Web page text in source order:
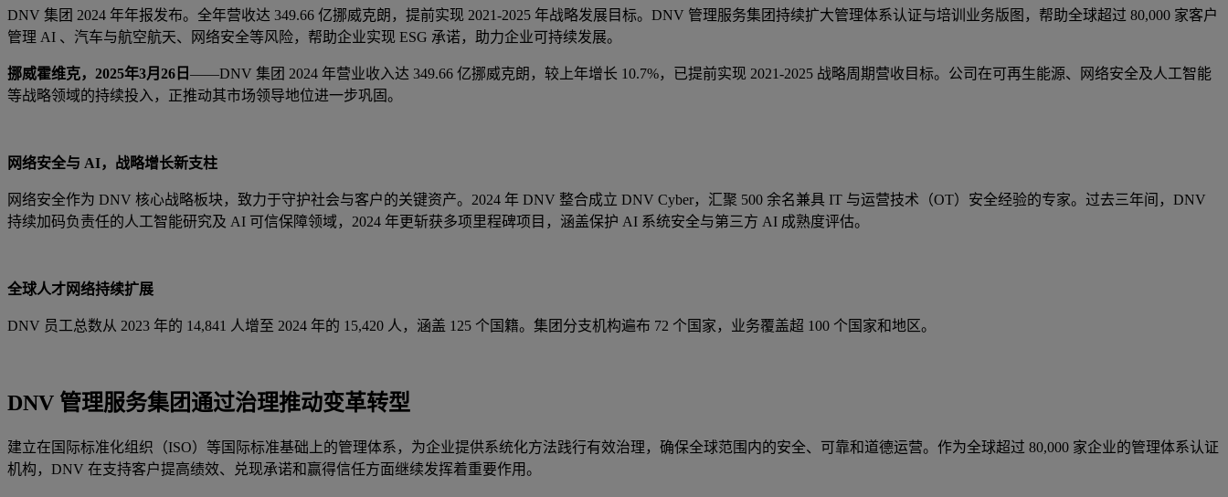
DNV 集团 2024 年年报发布。全年营收达 349.66 亿挪威克朗，提前实现 2021-2025 年战略发展目标。DNV 管理服务集团持续扩大管理体系认证与培训业务版图，帮助全球超过 80,000 家客户
管理 AI 、汽车与航空航天、网络安全等风险，帮助企业实现 ESG 承诺，助力企业可持续发展。
挪威霍维克，2025年3月26日 ——DNV 集团 2024 年营业收入达 349.66 亿挪威克朗，较上年增长 10.7%，已提前实现 2021-2025 战略周期营收目标。公司在可再生能源、网络安全及人工智能
等战略领域的持续投入，正推动其市场领导地位进一步巩固。
网络安全与 AI，战略增长新支柱
网络安全作为 DNV 核心战略板块，致力于守护社会与客户的关键资产。2024 年 DNV 整合成立 DNV Cyber，汇聚 500 余名兼具 IT 与运营技术（OT）安全经验的专家。过去三年间，DNV
持续加码负责任的人工智能研究及 AI 可信保障领域，2024 年更斩获多项里程碑项目，涵盖保护 AI 系统安全与第三方 AI 成熟度评估。
全球人才网络持续扩展
DNV 员工总数从 2023 年的 14,841 人增至 2024 年的 15,420 人，涵盖 125 个国籍。集团分支机构遍布 72 个国家，业务覆盖超 100 个国家和地区。
DNV 管理服务集团通过治理推动变革转型
建立在国际标准化组织（ISO）等国际标准基础上的管理体系，为企业提供系统化方法践行有效治理，确保全球范围内的安全、可靠和道德运营。作为全球超过 80,000 家企业的管理体系认证
机构，DNV 在支持客户提高绩效、兑现承诺和赢得信任方面继续发挥着重要作用。